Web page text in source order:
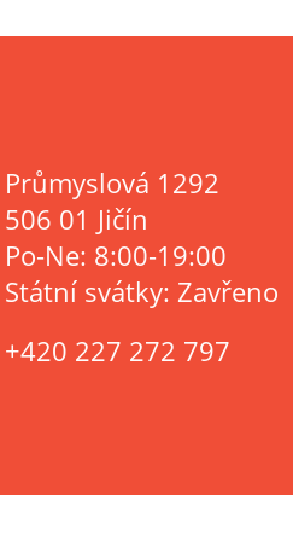
Průmyslová 1292
506 01 Jičín
Po-Ne: 8:00-19:00
Státní svátky: Zavřeno
+420 227 272 797